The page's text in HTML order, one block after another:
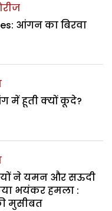
आंगन का बिरवा
में हूती क्यों कूदे?
ने यमन और सऊदी
भयंकर हमला :
मुसीबत